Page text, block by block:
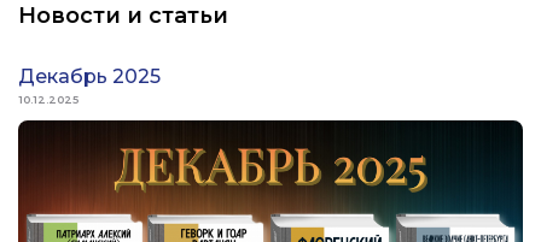
Новости и статьи
Декабрь 2025
10.12.2025